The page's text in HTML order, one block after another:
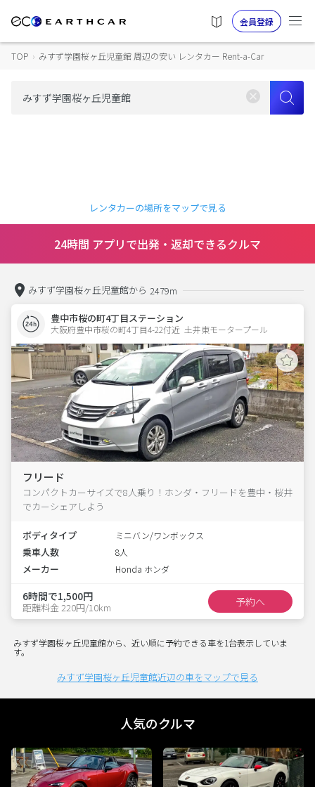
会員登録
TOP › みすず学園桜ヶ丘児童館 周辺の安い レンタカー Rent-a-Car
レンタカーの場所をマップで見る
24時間 アプリで出発・返却できるクルマ
みすず学園桜ヶ丘児童館から 2479m
豊中市桜の町4丁目ステーション
大阪府豊中市桜の町4丁目4-22付近  土井東モータープール
フリード
コンパクトカーサイズで8人乗り！ホンダ・フリードを豊中・桜井
でカーシェアしよう
ボディタイプ ミニバン/ワンボックス
乗車人数 8人
メーカー Honda ホンダ
6時間で1,500円
距離料金 220円/10km 予約へ
みすず学園桜ヶ丘児童館から、近い順に予約できる車を1台表示していま
す。
みすず学園桜ヶ丘児童館近辺の車をマップで見る
人気のクルマ